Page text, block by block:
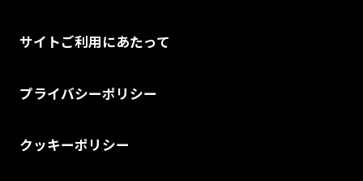
サイトご利用にあたって
プライバシーポリシー
クッキーポリシー